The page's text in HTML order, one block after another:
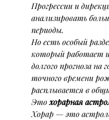
Прогрессии и
анализировать
периоды.
Но есть особый
который работает
долгого прогноза на
точного времени
расплывается в
Это хорарная
Хорар — это